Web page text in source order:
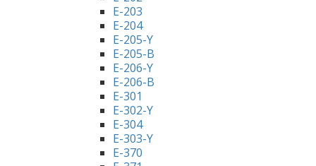
E-203
E-204
E-205-Y
E-205-B
E-206-Y
E-206-B
E-301
E-302-Y
E-304
E-303-Y
E-370